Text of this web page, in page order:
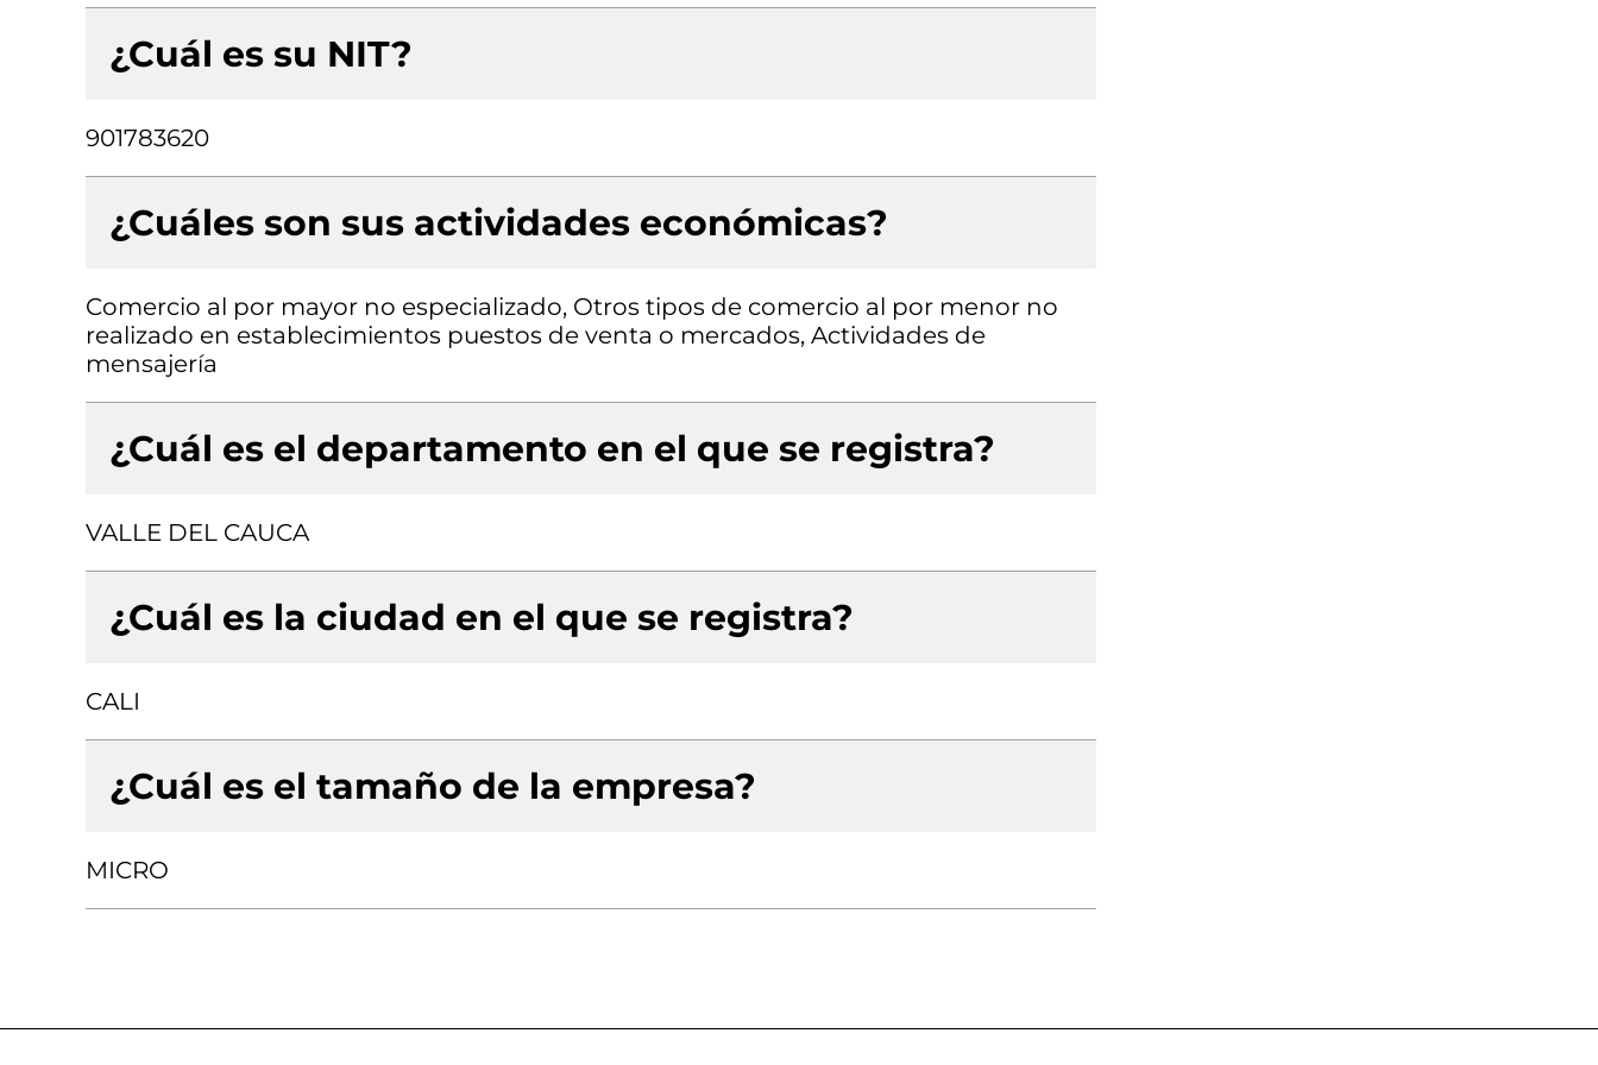
¿Cuál es su NIT?
901783620
¿Cuáles son sus actividades económicas?
Comercio al por mayor no especializado, Otros tipos de comercio al por menor no
realizado en establecimientos puestos de venta o mercados, Actividades de
mensajería
¿Cuál es el departamento en el que se registra?
VALLE DEL CAUCA
¿Cuál es la ciudad en el que se registra?
CALI
¿Cuál es el tamaño de la empresa?
MICRO